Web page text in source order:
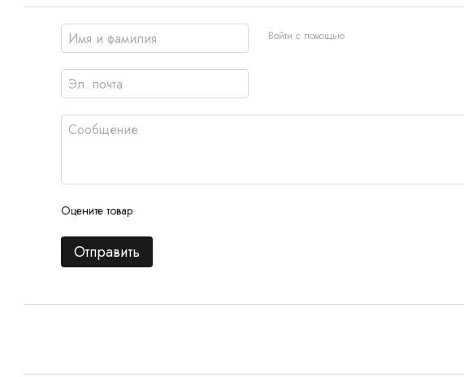
Войти с помощью
Оцените товар
Отправить